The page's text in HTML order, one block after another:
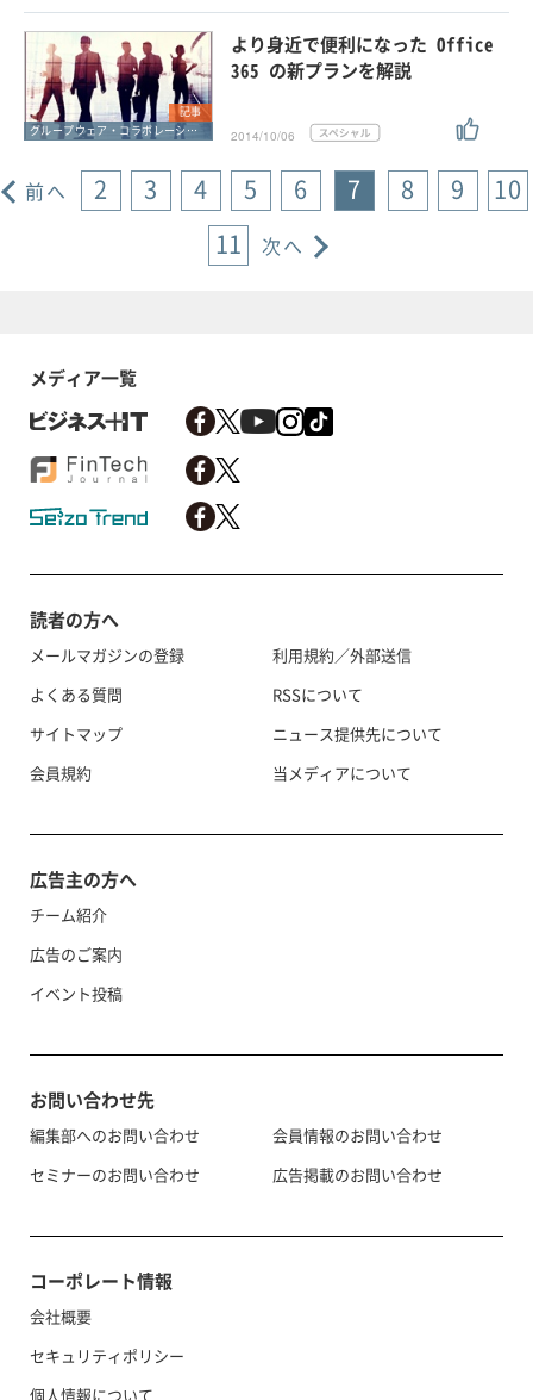
記事
グループウェア・コラボレーション
より身近で便利になった Office
365 の新プランを解説
2014/10/06
前へ 2 3 4 5 6 7 8 9
10
11
次へ
メディア一覧
読者の方へ
メールマガジンの登録
よくある質問
サイトマップ
会員規約
利用規約／外部送信
RSSについて
ニュース提供先について
当メディアについて
広告主の方へ
チーム紹介
広告のご案内
イベント投稿
お問い合わせ先
編集部へのお問い合わせ
セミナーのお問い合わせ
会員情報のお問い合わせ
広告掲載のお問い合わせ
コーポレート情報
会社概要
セキュリティポリシー
個人情報について